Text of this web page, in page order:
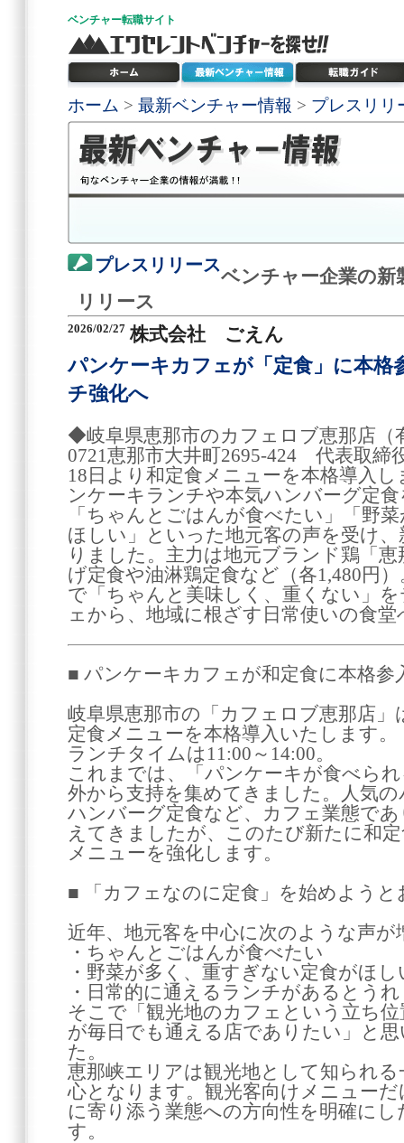
ベンチャー転職サイト
ホーム > 最新ベンチャー情報 > プレスリリ
プレスリリース
ベンチャー企業の新
リリース
2026/02/27 株式会社 ごえん
パンケーキカフェが「定食」に本
チ強化へ
◆岐阜県恵那市のカフェロブ恵那店
0721恵那市大井町2695-424 代表取締
18日より和定食メニューを本格導入
ンケーキランチや本気ハンバーグ定
「ちゃんとごはんが食べたい」「野
ほしい」といった地元客の声を受け
りました。主力は地元ブランド鶏「
げ定食や油淋鶏定食など（各1,480円
で「ちゃんと美味しく、重くない」
ェから、地域に根ざす日常使いの食
■ パンケーキカフェが和定食に本格参
岐阜県恵那市の「カフェロブ恵那店」
定食メニューを本格導入いたします。
ランチタイムは11:00～14:00。
これまでは、「パンケーキが食べら
外から支持を集めてきました。人気
ハンバーグ定食など、カフェ業態で
えてきましたが、このたび新たに和
メニューを強化します。
■ 「カフェなのに定食」を始めようと
近年、地元客を中心に次のような声
・ちゃんとごはんが食べたい
・野菜が多く、重すぎない定食がほし
・日常的に通えるランチがあるとう
そこで「観光地のカフェという立ち
が毎日でも通える店でありたい」と
た。
恵那峡エリアは観光地として知られ
心となります。観光客向けメニュー
に寄り添う業態への方向性を明確に
す。